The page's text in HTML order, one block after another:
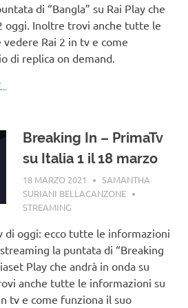
di “Bangla” su Rai Play che
oggi. Inoltre trovi anche tutte le
Rai 2 in tv e come
di replica on demand.
Breaking In – PrimaTv
su Italia 1 il 18 marzo
18 MARZO 2021
SAMANTHA
SURIANI BELLACANZONE
STREAMING
di oggi: ecco tutte le informazioni
la puntata di “Breaking
Play che andrà in onda su
anche tutte le informazioni su
tv e come funziona il suo